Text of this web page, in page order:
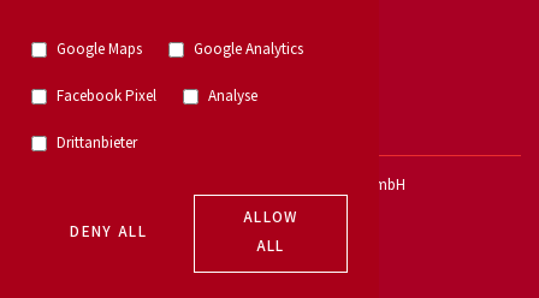
Property listings
German Property Partners
© 2026 - E & G Private Immobilien GmbH
Imprint|Data Protection
Google Maps Google Analytics
Facebook Pixel Analyse
Drittanbieter
DENY ALL
ALLOW
ALL